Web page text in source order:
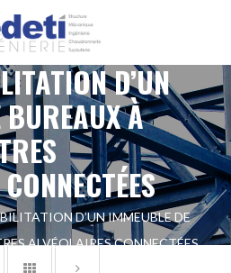
D’UN
À
D’UN IMMEUBLE DE
ALVÉOLAIRES CONNECTÉES